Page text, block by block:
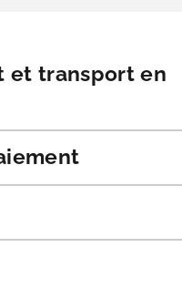
et transport en